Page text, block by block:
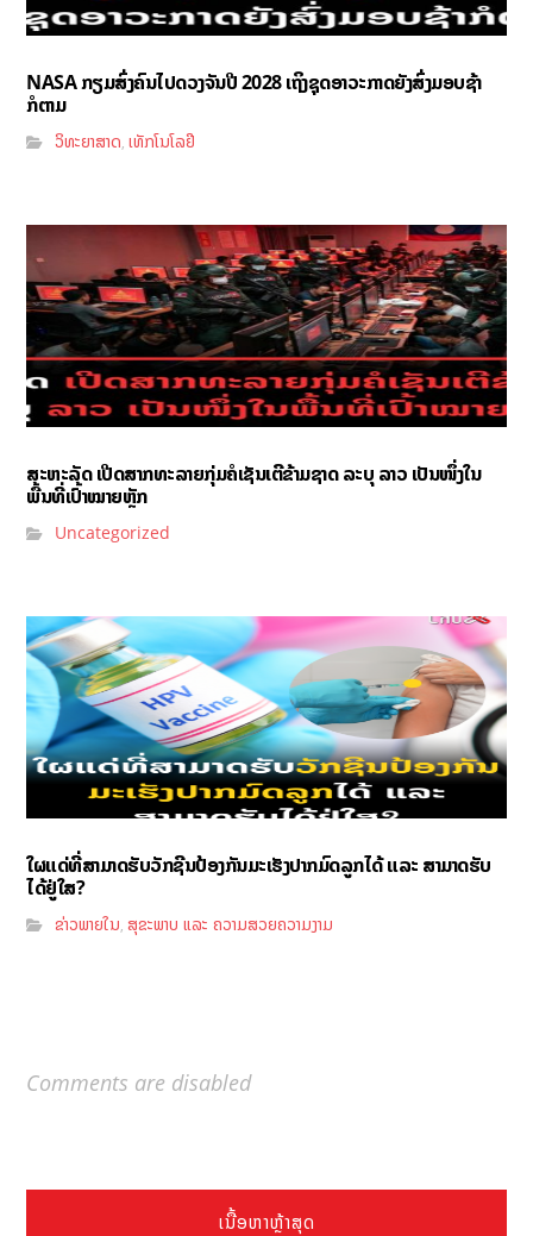
NASA ກຽມສົ່ງຄົນໄປດວງຈັນປີ 2028 ເຖິງຊຸດອາວະກາດຍັງສົ່ງມອບຊ້າ
ກໍຕາມ
ວິທະຍາສາດ,ເທັກໂນໂລຢີ
ສະຫະລັດ ເປີດສາກທະລາຍກຸ່ມຄໍເຊັນເຕີຂ້າມຊາດ ລະບຸ ລາວ ເປັນໜຶ່ງໃນ
ພື້ນທີ່ເປົ້າໝາຍຫຼັກ
Uncategorized
ໃຜແດ່ທີ່ສາມາດຮັບວັກຊີນປ້ອງກັນມະເຮັງປາກມົດລູກໄດ້ ແລະ ສາມາດຮັບ
ໄດ້ຢູ່ໃສ?
ຂ່າວພາຍໃນ,ສຸຂະພາບ ແລະ ຄວາມສວຍຄວາມງາມ
Comments are disabled
ເນື້ອຫາຫຼ້າສຸດ